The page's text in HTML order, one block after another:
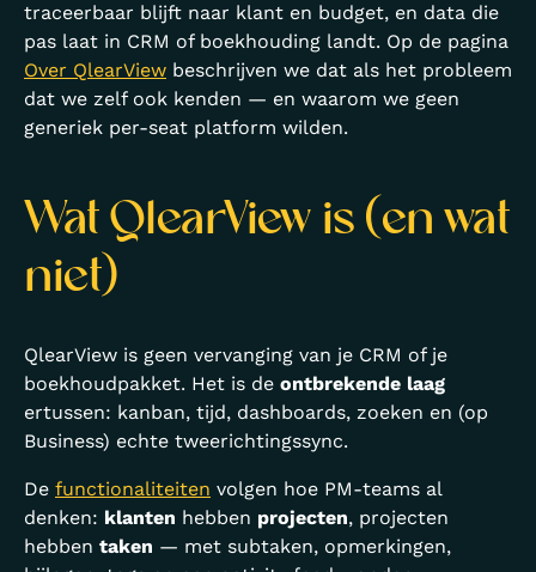
traceerbaar blijft naar klant en budget, en data die
pas laat in CRM of boekhouding landt. Op de pagina
Over QlearView beschrijven we dat als het probleem
dat we zelf ook kenden — en waarom we geen
generiek per-seat platform wilden.
Wat QlearView is (en wat
niet)
QlearView is geen vervanging van je CRM of je
boekhoudpakket. Het is de ontbrekende laag
ertussen: kanban, tijd, dashboards, zoeken en (op
Business) echte tweerichtingssync.
De functionaliteiten volgen hoe PM-teams al
denken: klanten hebben projecten, projecten
hebben taken — met subtaken, opmerkingen,